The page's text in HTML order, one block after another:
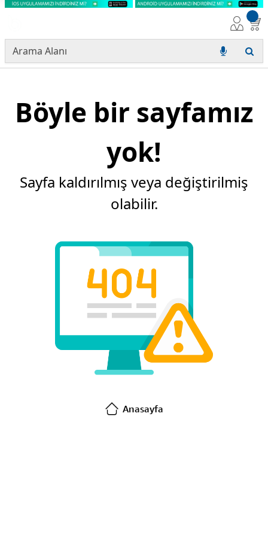
Böyle bir sayfamız
yok!
Sayfa kaldırılmış veya değiştirilmiş
olabilir.
Anasayfa